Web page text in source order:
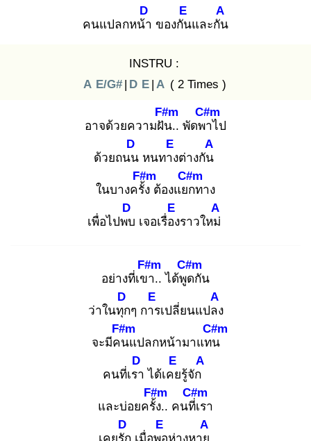
คนแปลกหน้า
D
ของกัน
E
และกัน
A
INSTRU :
A E/G# | D E | A ( 2 Times )
อาจด้วยความฝัน
F#m
.. พัดพา
C#m
ไป
ด้วยถนน
D
หนทาง
E
ต่างกัน
A
ในบางครั้ง
F#m
ต้องแยก
C#m
ทาง
เพื่อไปพบ
D
เจอเรื่อง
E
ราวใหม่
A
อย่างที่เขา
F#m
.. ได้พูด
C#m
กัน
ว่าในทุก
D
ๆ การ
E
เปลี่ยนแปลง
A
จะมีคน
F#m
แปลกหน้ามาแทน
C#m
คนที่เรา
D
ได้เคย
E
รู้จัก
A
และบ่อยครั้ง
F#m
.. คนที่เ
C#m
รา
เคยรัก
D
เมื่อพอ
E
ห่างหาย
A